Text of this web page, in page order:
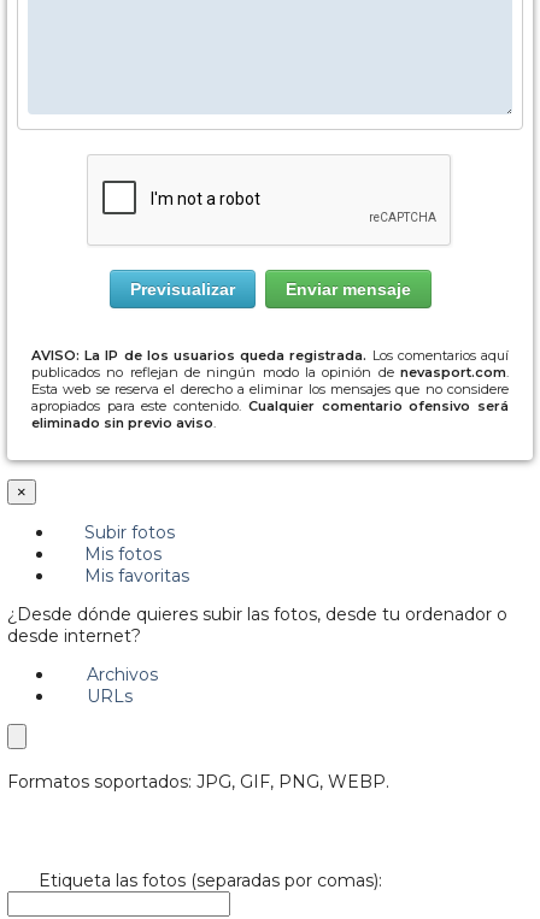
AVISO: La IP de los usuarios queda registrada. Los comentarios aquí
publicados no reflejan de ningún modo la opinión de nevasport.com
Esta web se reserva el derecho a eliminar los mensajes que no considere
apropiados para este contenido. Cualquier comentario ofensivo será
eliminado sin previo aviso
×
Subir fotos
Mis fotos
Mis favoritas
¿Desde dónde quieres subir las fotos, desde tu ordenador o
desde internet?
Archivos
URLs
Formatos soportados: JPG, GIF, PNG, WEBP.
Etiqueta las fotos (separadas por comas):